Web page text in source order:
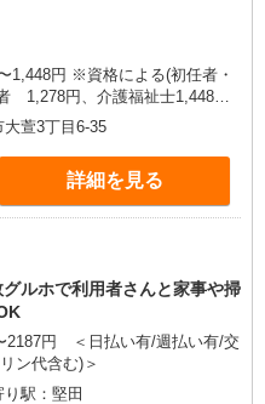
1,448円 ※資格による(初任者・
1,278円、介護福祉士1,448円)
改善加算手当含む ※試用期間3
萱3丁目6-35
詳細を見る
ルホで利用者さんと家事や掃
2187円 ＜日払い有/週払い有/交
ン代含む)＞
駅：堅田